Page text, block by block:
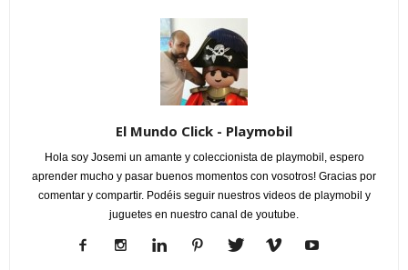
El Mundo Click - Playmobil
Hola soy Josemi un amante y coleccionista de playmobil, espero
aprender mucho y pasar buenos momentos con vosotros! Gracias por
comentar y compartir. Podéis seguir nuestros videos de playmobil y
juguetes en nuestro canal de youtube.